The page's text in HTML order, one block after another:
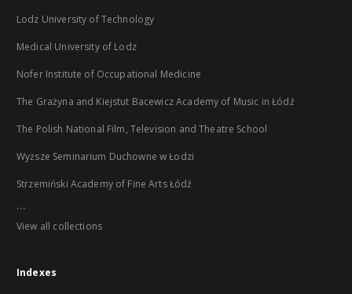
Lodz University of Technology
Medical University of Lodz
Nofer Institute of Occupational Medicine
The Grażyna and Kiejstut Bacewicz Academy of Music in Łódź
The Polish National Film, Television and Theatre School
Wyższe Seminarium Duchowne w Łodzi
Strzemiński Academy of Fine Arts Łódź
...
View all collections
Indexes